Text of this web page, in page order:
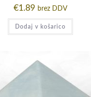
€1.89 brez DDV
Dodaj v košarico